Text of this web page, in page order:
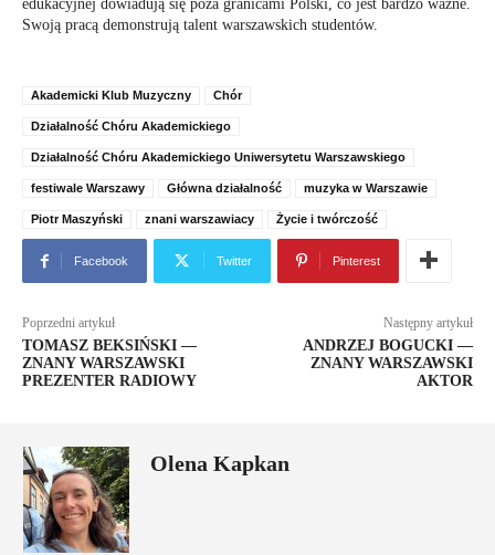
edukacyjnej dowiadują się poza granicami Polski, co jest bardzo ważne.
Swoją pracą demonstrują talent warszawskich studentów.
Akademicki Klub Muzyczny Chór
Działalność Chóru Akademickiego
Działalność Chóru Akademickiego Uniwersytetu Warszawskiego
festiwale Warszawy Główna działalność muzyka w Warszawie
Piotr Maszyński znani warszawiacy Życie i twórczość
Facebook Twitter Pinterest
Poprzedni artykuł
TOMASZ BEKSIŃSKI —
ZNANY WARSZAWSKI
PREZENTER RADIOWY
Następny artykuł
ANDRZEJ BOGUCKI —
ZNANY WARSZAWSKI
AKTOR
Olena Kapkan